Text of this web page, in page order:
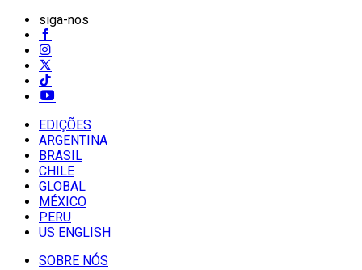
siga-nos
EDIÇÕES
ARGENTINA
BRASIL
CHILE
GLOBAL
MÉXICO
PERU
US ENGLISH
SOBRE NÓS